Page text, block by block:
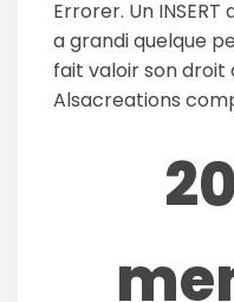
Errorer. Un
a grandi quelque
fait valoir son droit
Alsacreations